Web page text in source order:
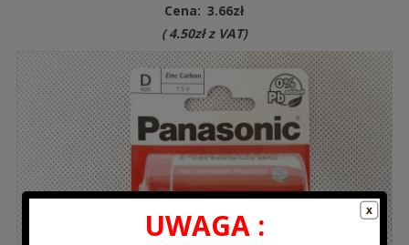
Cena: 3.66zł
( 4.50złz VAT)
UWAGA :